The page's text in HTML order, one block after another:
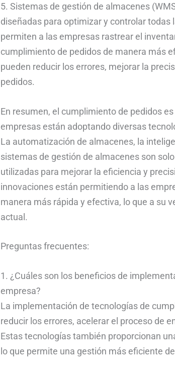
5. Sistemas de gestión de almacenes
diseñadas para optimizar y controlar
permiten a las empresas rastrear el
cumplimiento de pedidos de manera más
pueden reducir los errores, mejorar la
pedidos.
En resumen, el cumplimiento de pedidos
empresas están adoptando diversas
La automatización de almacenes, la
sistemas de gestión de almacenes son
utilizadas para mejorar la eficiencia y
innovaciones están permitiendo a las
manera más rápida y efectiva, lo que a su
actual.
Preguntas frecuentes:
1. ¿Cuáles son los beneficios de
empresa?
La implementación de tecnologías de
reducir los errores, acelerar el proceso de
Estas tecnologías también proporcionan
lo que permite una gestión más eficiente